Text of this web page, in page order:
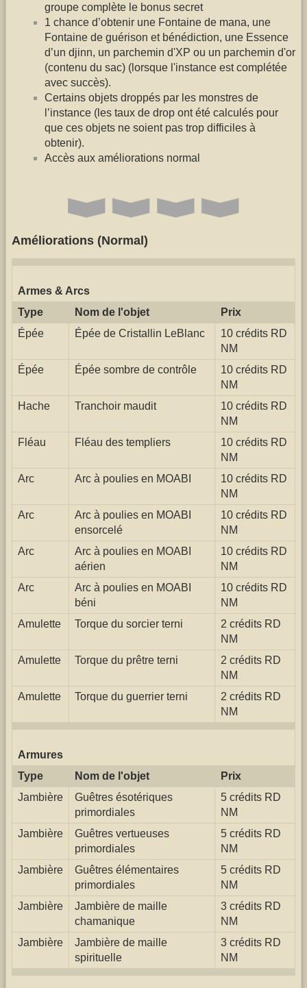
groupe complète le bonus secret
1 chance d’obtenir une Fontaine de mana, une
Fontaine de guérison et bénédiction, une Essence
d’un djinn, un parchemin d'XP ou un parchemin d'or
(contenu du sac) (lorsque l'instance est complétée
avec succès).
Certains objets droppés par les monstres de
l’instance (les taux de drop ont été calculés pour
que ces objets ne soient pas trop difficiles à
obtenir).
Accès aux améliorations normal
Améliorations (Normal)
Armes & Arcs
Type
Nom de l'objet
Prix
Épée
Épée de Cristallin LeBlanc
10 crédits RD
NM
Épée
Épée sombre de contrôle
10 crédits RD
NM
Hache
Tranchoir maudit
10 crédits RD
NM
Fléau
Fléau des templiers
10 crédits RD
NM
Arc
Arc à poulies en MOABI
10 crédits RD
NM
Arc
Arc à poulies en MOABI
ensorcelé
10 crédits RD
NM
Arc
Arc à poulies en MOABI
aérien
10 crédits RD
NM
Arc
Arc à poulies en MOABI
béni
10 crédits RD
NM
Amulette
Torque du sorcier terni
2 crédits RD
NM
Amulette
Torque du prêtre terni
2 crédits RD
NM
Amulette
Torque du guerrier terni
2 crédits RD
NM
Armures
Type
Nom de l'objet
Prix
Jambière
Guêtres ésotériques
primordiales
5 crédits RD
NM
Jambière
Guêtres vertueuses
primordiales
5 crédits RD
NM
Jambière
Guêtres élémentaires
primordiales
5 crédits RD
NM
Jambière
Jambière de maille
chamanique
3 crédits RD
NM
Jambière
Jambière de maille
spirituelle
3 crédits RD
NM